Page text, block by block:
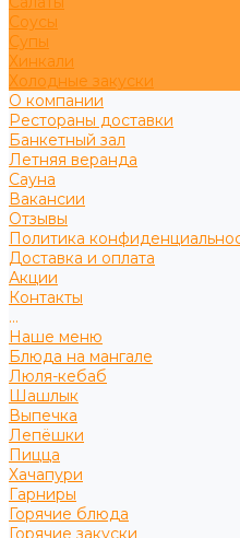
Соусы
Супы
Хинкали
Холодные закуски
О компании
Рестораны доставки
Банкетный зал
Летняя веранда
Сауна
Вакансии
Отзывы
Политика
Доставка и оплата
Акции
Контакты
...
Наше меню
Блюда на мангале
Люля-кебаб
Шашлык
Выпечка
Лепёшки
Пицца
Хачапури
Гарниры
Горячие блюда
Горячие закуски